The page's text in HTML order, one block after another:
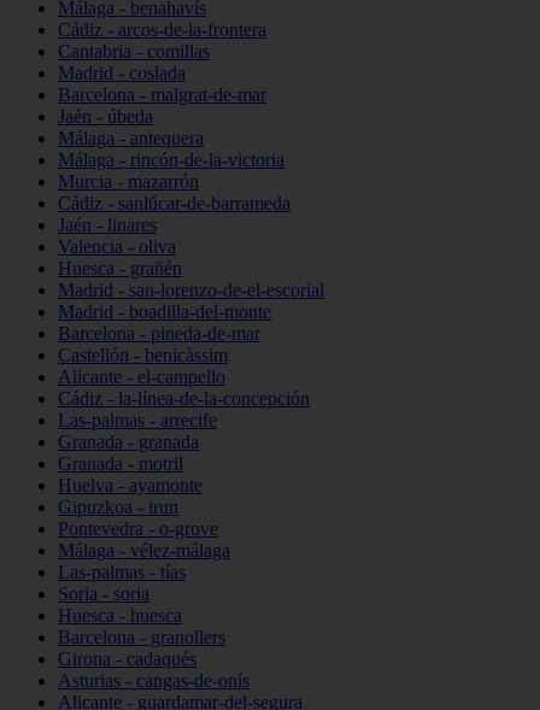
Málaga - benahavís
Cádiz - arcos-de-la-frontera
Cantabria - comillas
Madrid - coslada
Barcelona - malgrat-de-mar
Jaén - úbeda
Málaga - antequera
Málaga - rincón-de-la-victoria
Murcia - mazarrón
Cádiz - sanlúcar-de-barrameda
Jaén - linares
Valencia - oliva
Huesca - grañén
Madrid - san-lorenzo-de-el-escorial
Madrid - boadilla-del-monte
Barcelona - pineda-de-mar
Castellón - benicàssim
Alicante - el-campello
Cádiz - la-línea-de-la-concepción
Las-palmas - arrecife
Granada - granada
Granada - motril
Huelva - ayamonte
Gipuzkoa - irun
Pontevedra - o-grove
Málaga - vélez-málaga
Las-palmas - tías
Soria - soria
Huesca - huesca
Barcelona - granollers
Girona - cadaqués
Asturias - cangas-de-onís
Alicante - guardamar-del-segura